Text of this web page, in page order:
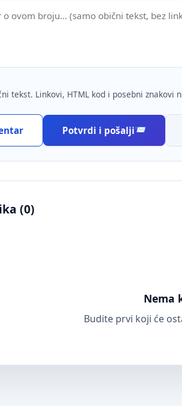
tekst. Linkovi, HTML kod i posebni znakovi
Potvrdi i pošalji
(0)
Nema
Budite prvi koji će